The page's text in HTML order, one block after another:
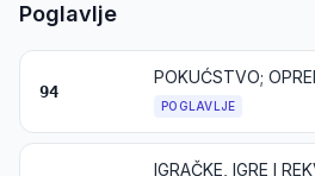
Poglavlje
94
POGLAVLJE